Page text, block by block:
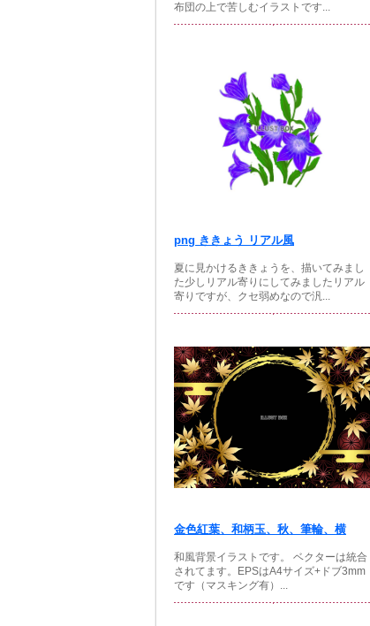
布団の上で苦しむイラストです...
png ききょう リアル風
夏に見かけるききょうを、描いてみまし
た少しリアル寄りにしてみましたリアル
寄りですが、クセ弱めなので汎...
金色紅葉、和柄玉、秋、筆輪、横
和風背景イラストです。 ベクターは統合
されてます。EPSはA4サイズ+ドブ3mm
です（マスキング有）...